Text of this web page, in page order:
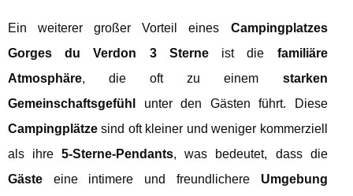
Ein weiterer großer Vorteil eines Campingplatzes
Gorges du Verdon 3 Sterneist die familiäre
Atmosphäre, die oft zu einem starken
Gemeinschaftsgefühl
unter den Gästen führt. Diese
Campingplätze sind oft kleiner und weniger kommerziell
als ihre5-Sterne-Pendants, was bedeutet, dass die
Gäste eine intimere und freundlichere Umgebung